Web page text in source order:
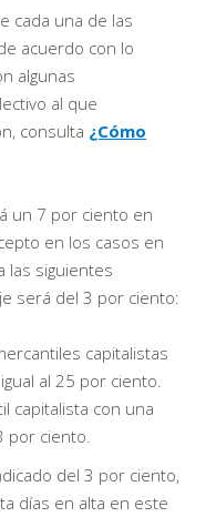
cada una de las
acuerdo con lo
algunas
al que
consulta ¿Cómo
un 7 por ciento en
en los casos en
las siguientes
será del 3 por ciento:
capitalistas
al 25 por ciento.
capitalista con una
por ciento.
del 3 por ciento,
días en alta en este